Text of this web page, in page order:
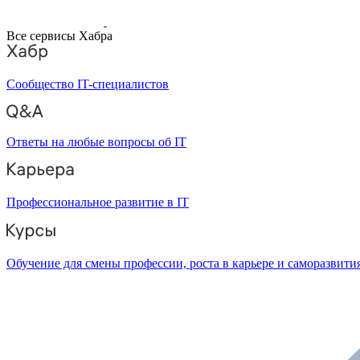
Все сервисы Хабра
Сообщество IT-специалистов
Ответы на любые вопросы об IT
Профессиональное развитие в IT
Обучение для смены профессии, роста в карьере и